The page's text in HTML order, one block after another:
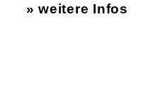
» weitere Infos